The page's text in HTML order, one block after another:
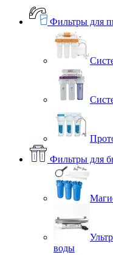
Фильтры для
Фильтры для
воды